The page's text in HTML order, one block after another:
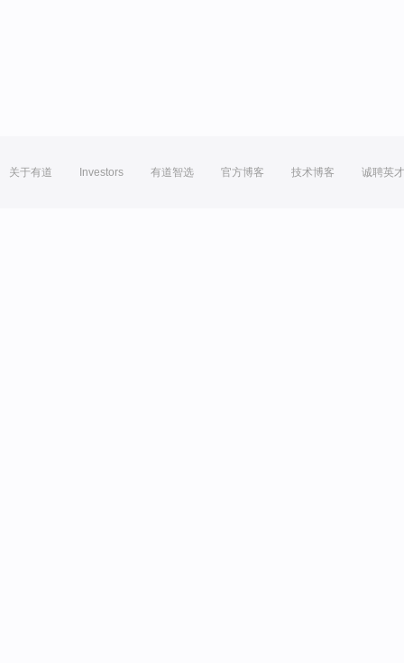
关于有道 Investors 有道智选 官方博客 技术博客 诚聘英才